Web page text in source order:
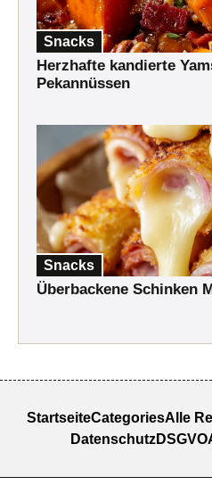
Snacks
Herzhafte kandierte
Pekannüssen
Snacks
Überbackene Schinken
StartseiteCategoriesAlle
DatenschutzDSGVO